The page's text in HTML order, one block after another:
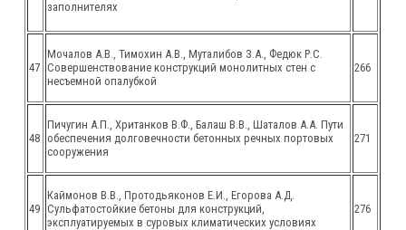
заполнителях
47
Мочалов А.В., Тимохин А.В., Муталибов З.А., Федюк Р.С.
Совершенствование конструкций монолитных стен с
несъемной опалубкой
266
48
Пичугин А.П., Хританков В.Ф., Балаш В.В., Шаталов А.А. Пути
обеспечения долговечности бетонных речных портовых
сооружения
271
49
Каймонов В.В., Протодьяконов Е.И., Егорова А.Д.
Сульфатостойкие бетоны для конструкций,
эксплуатируемых в суровых климатических условиях
276